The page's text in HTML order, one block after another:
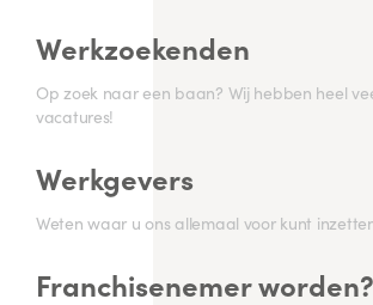
Werkzoekenden
Op zoek naar een baan? Wij hebben heel
vacatures!
Werkgevers
Weten waar u ons allemaal voor kunt
Franchisenemer worden?